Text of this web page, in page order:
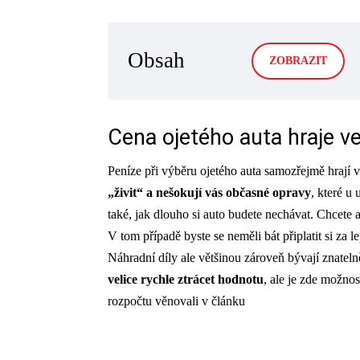
Obsah ZOBRAZIT
Cena ojetého auta hraje
Peníze při výběru ojetého auta samozřejmě hrají
„živit“ a nešokují vás občasné opravy, které u
také, jak dlouho si auto budete nechávat.
V tom případě byste se neměli bát připlatit si za
Náhradní díly ale většinou zároveň bývají
velice rychle ztrácet hodnotu, ale je zde
rozpočtu věnovali v článku